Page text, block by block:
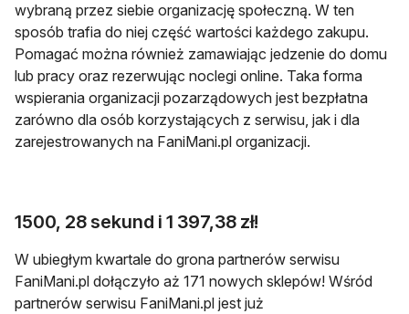
wybraną przez siebie organizację społeczną. W ten
sposób trafia do niej część wartości każdego zakupu.
Pomagać można również zamawiając jedzenie do domu
lub pracy oraz rezerwując noclegi online. Taka forma
wspierania organizacji pozarządowych jest bezpłatna
zarówno dla osób korzystających z serwisu, jak i dla
zarejestrowanych na FaniMani.pl organizacji.
1500, 28 sekund i 1 397,38 zł!
W ubiegłym kwartale do grona partnerów serwisu
FaniMani.pl dołączyło aż 171 nowych sklepów! Wśród
partnerów serwisu FaniMani.pl jest już